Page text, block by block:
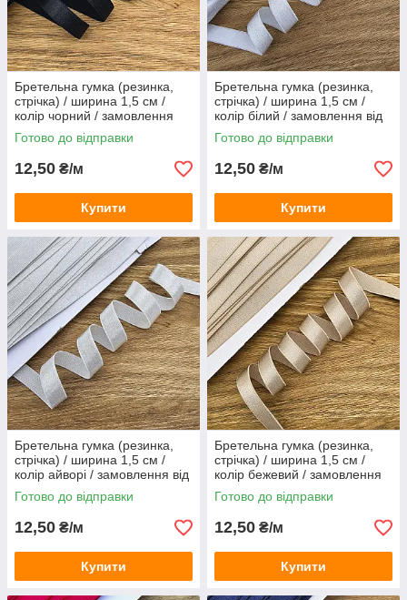
Бретельна гумка (резинка,
стрічка) / ширина 1,5 см /
колір чорний / замовлення
від 1 метра
Готово до відправки
12,50 ₴/м
Купити
Бретельна гумка (резинка,
стрічка) / ширина 1,5 см /
колір білий / замовлення від
1 метра
Готово до відправки
12,50 ₴/м
Купити
Бретельна гумка (резинка,
стрічка) / ширина 1,5 см /
колір айворі / замовлення від
1 метра
Готово до відправки
12,50 ₴/м
Купити
Бретельна гумка (резинка,
стрічка) / ширина 1,5 см /
колір бежевий / замовлення
від 1 метра
Готово до відправки
12,50 ₴/м
Купити